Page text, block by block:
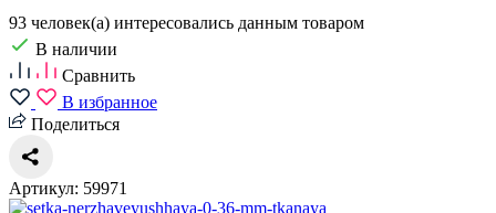
93 человек(а) интересовались данным товаром
В наличии
Сравнить
В избранное
Поделиться
Артикул: 59971